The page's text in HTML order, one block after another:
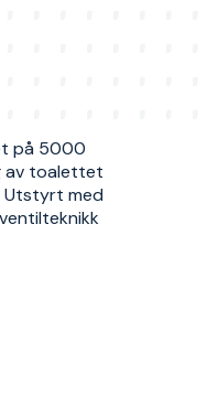
på 5000
av toalettet
Utstyrt med